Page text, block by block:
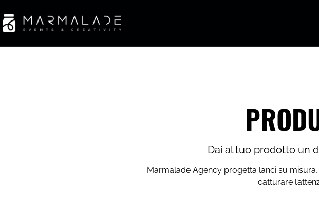
Dai al tuo prodotto un
Marmalade Agency progetta lanci su
catturare